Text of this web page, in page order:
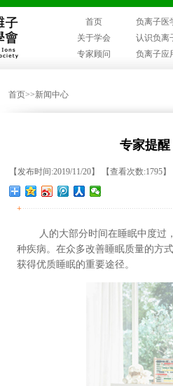
首页 负离子医
关于学会
认识负离
专家顾问
负离子应
首页>>新闻中心
专家提
【发布时间:2019/11/20】 【查看次数:1795】
+
人的大部分时间在睡眠中度过
种疾病。在众多改善睡眠质量的方
获得优质睡眠的重要途径。